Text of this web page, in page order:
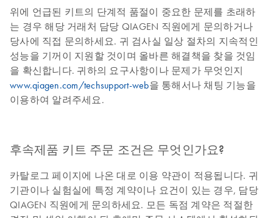
위에 언급된 키트의 단계적 품절이 중요한 문제를 초래하
는 경우 해당 거래처 담당 QIAGEN 직원에게 문의하거나
당사에 직접 문의하세요. 귀 검사실 일상 절차의 지속적인
성능을 기꺼이 지원할 것이며 올바른 해결책을 찾을 것임
을 확신합니다. 귀하의 요구사항이나 문제가 무엇인지
www.qiagen.com/techsupport-web을 통해서나 채팅 기능을
이용하여 알려주세요.
후속제품 키트 주문 조건은 무엇인가요?
카탈로그 페이지에 나온 대로 이용 약관이 적용됩니다. 귀
기관이나 실험실에 특정 계약이나 요건이 있는 경우, 담당
QIAGEN 직원에게 문의하세요. 모든 독점 계약은 적절한